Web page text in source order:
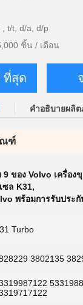
, t/t, d/a, d/p
ชิ้น / เดือน
ที่สุด
คำอธิบายผลิ
ณฑ์
9 ของ Volvo เครื่อง
ซล K31,
พร้อมการรับประ
Turbo
3802135